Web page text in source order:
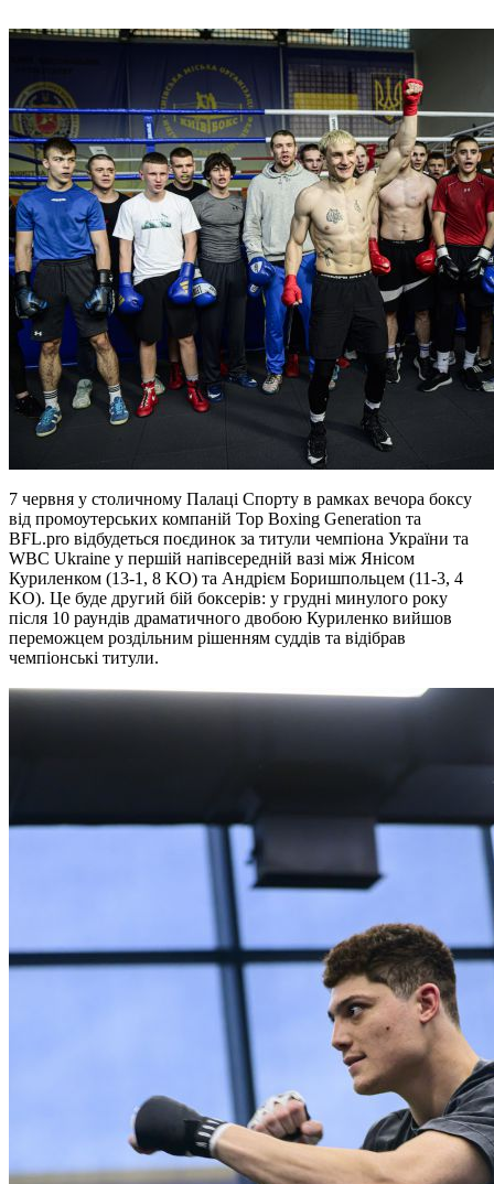
7 червня у столичному Палаці Спорту в рамках вечора боксу
від промоутерських компаній Top Boxing Generation та
BFL.pro відбудеться поєдинок за титули чемпіона України та
WBC Ukraine у першій напівсередній вазі між Янісом
Куриленком (13-1, 8 KO) та Андрієм Боришпольцем (11-3, 4
KO). Це буде другий бій боксерів: у грудні минулого року
після 10 раундів драматичного двобою Куриленко вийшов
переможцем роздільним рішенням суддів та відібрав
чемпіонські титули.